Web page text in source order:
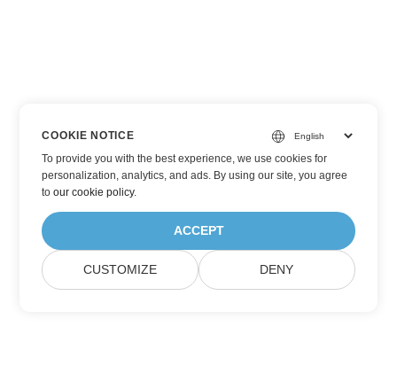
COOKIE NOTICE
To provide you with the best experience, we use cookies for
personalization, analytics, and ads. By using our site, you agree
toour cookie policy.
ACCEPT
CUSTOMIZE DENY